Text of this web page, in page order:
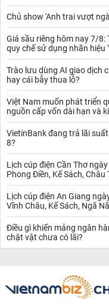
Chủ show 'Anh trai vượt
Giá sầu riêng hôm nay 7/8:
quy chế sử dụng nhãn hiệu
Trào lưu dùng AI giao dịch
hay cái bẫy thua lỗ?
Việt Nam muốn phát triển
nguồn cấp vốn dài hạn và
VietinBank đang trả lãi
8?
Lịch cúp điện Cần Thơ
Phong Điền, Kế Sách,
Lịch cúp điện An Giang
Vĩnh Châu, Kế Sách, Ngã
Điều gì khiến mảng ngân
chật vật chưa có lãi?